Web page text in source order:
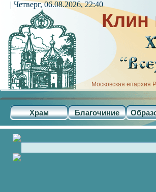
Клин
Московская епархия
Храм Благочиние
| Четверг, 06.08.2026, 22:40